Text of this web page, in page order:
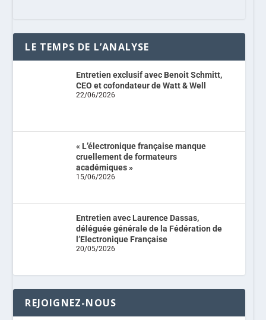
LE TEMPS DE L’ANALYSE
Entretien exclusif avec Benoit Schmitt,
CEO et cofondateur de Watt & Well
22/06/2026
« L’électronique française manque
cruellement de formateurs
académiques »
15/06/2026
Entretien avec Laurence Dassas,
déléguée générale de la Fédération de
l’Electronique Française
20/05/2026
REJOIGNEZ-NOUS